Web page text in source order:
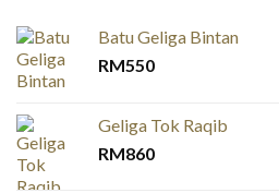
Batu Geliga Bintan
RM550
Geliga Tok Raqib
RM860